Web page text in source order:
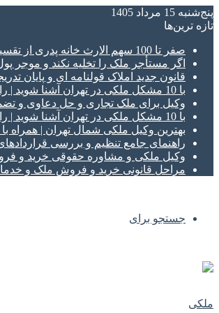
پنج‌شنبه 15 مرداد 1405
تازه‌ ترین‌ها
صفر تا 100 سهم الارث خانه پدری از تقسیم ارث تا فروش و افراز ملک ورثه ای
اگر مستأجر ملک را تخلیه نکند و موجر
قانون جدید املاک قولنامه ای و پایان
با 10 مشکل ملکی در تهران آشنا شوید | راه حل‌ها کدامند؟
وکیل برای ملک تجاری و حل دعاوی و
با 10 مشکل ملکی در تهران آشنا شوید | راه حل‌ها کدامند؟
بهترین وکیل ملکی شمال تهران | همراه
راهنمای جامع تنظیم و بررسی
وکیل ملکی و مشاوره حقوقی خرید و
مراحل قانونی خرید و فروش ملک و
جستجو برای